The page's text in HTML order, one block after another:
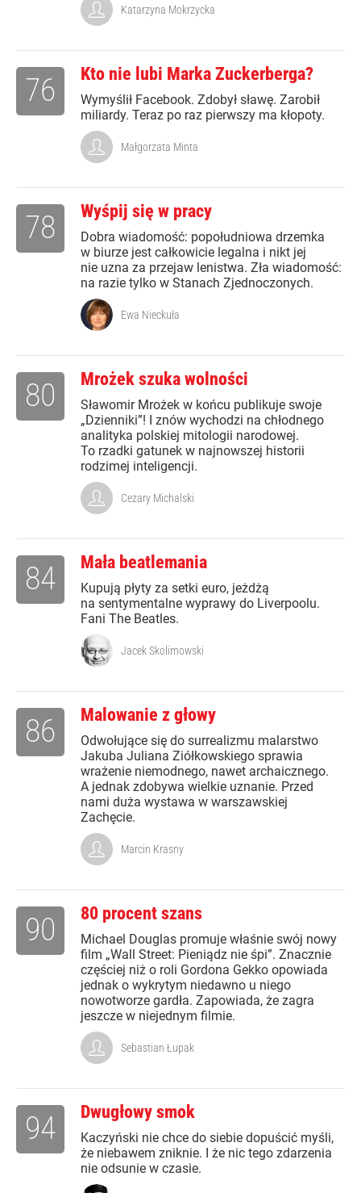
Katarzyna Mokrzycka
Kto nie lubi Marka Zuckerberga?
Wymyślił Facebook. Zdobył sławę. Zarobił
miliardy. Teraz po raz pierwszy ma kłopoty.
76
Małgorzata Minta
Wyśpij się w pracy
Dobra wiadomość: popołudniowa drzemka
w biurze jest całkowicie legalna i nikt jej
nie uzna za przejaw lenistwa. Zła wiadomość:
na razie tylko w Stanach Zjednoczonych.
78
Ewa Nieckuła
Mrożek szuka wolności
Sławomir Mrożek w końcu publikuje swoje
„Dzienniki”! I znów wychodzi na chłodnego
analityka polskiej mitologii narodowej.
To rzadki gatunek w najnowszej historii
rodzimej inteligencji.
80
Cezary Michalski
Mała beatlemania
Kupują płyty za setki euro, jeżdżą
na sentymentalne wyprawy do Liverpoolu.
Fani The Beatles.
84
Jacek Skolimowski
Malowanie z głowy
Odwołujące się do surrealizmu malarstwo
Jakuba Juliana Ziółkowskiego sprawia
wrażenie niemodnego, nawet archaicznego.
A jednak zdobywa wielkie uznanie. Przed
nami duża wystawa w warszawskiej
Zachęcie.
86
Marcin Krasny
80 procent szans
Michael Douglas promuje właśnie swój nowy
film „Wall Street: Pieniądz nie śpi”. Znacznie
częściej niż o roli Gordona Gekko opowiada
jednak o wykrytym niedawno u niego
nowotworze gardła. Zapowiada, że zagra
jeszcze w niejednym filmie.
90
Sebastian Łupak
Dwugłowy smok
Kaczyński nie chce do siebie dopuścić myśli,
że niebawem zniknie. I że nic tego zdarzenia
nie odsunie w czasie.
94